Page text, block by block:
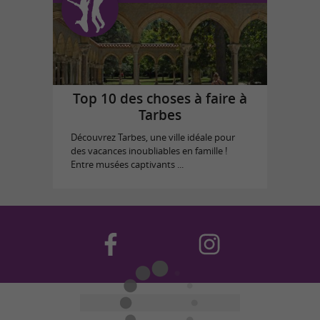
Top 10 des choses à faire à
Tarbes
Découvrez Tarbes, une ville idéale pour
des vacances inoubliables en famille !
Entre musées captivants ...